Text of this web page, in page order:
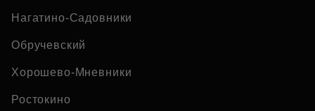
Нагатино-Садовники
Обручевский
Хорошево-Мневники
Ростокино